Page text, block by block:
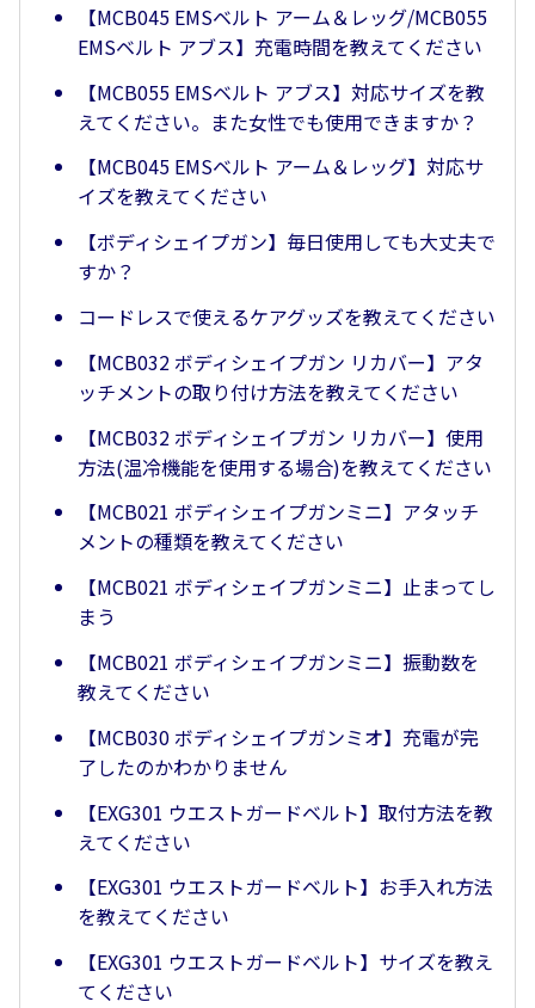
【MCB045 EMSベルト アーム＆レッグ/MCB055
EMSベルト アブス】充電時間を教えてください
【MCB055 EMSベルト アブス】対応サイズを教
えてください。また女性でも使用できますか？
【MCB045 EMSベルト アーム＆レッグ】対応サ
イズを教えてください
【ボディシェイプガン】毎日使用しても大丈夫で
すか？
コードレスで使えるケアグッズを教えてください
【MCB032 ボディシェイプガン リカバー】アタ
ッチメントの取り付け方法を教えてください
【MCB032 ボディシェイプガン リカバー】使用
方法(温冷機能を使用する場合)を教えてください
【MCB021 ボディシェイプガンミニ】アタッチ
メントの種類を教えてください
【MCB021 ボディシェイプガンミニ】止まってし
まう
【MCB021 ボディシェイプガンミニ】振動数を
教えてください
【MCB030 ボディシェイプガンミオ】充電が完
了したのかわかりません
【EXG301 ウエストガードベルト】取付方法を教
えてください
【EXG301 ウエストガードベルト】お手入れ方法
を教えてください
【EXG301 ウエストガードベルト】サイズを教え
てください